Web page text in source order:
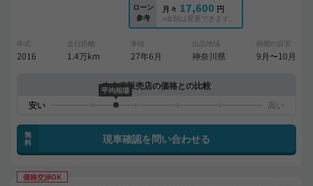
ローン
参考
月々 17,600 円
※金額は変更できます。
年式
2016
走行距離
1.4万km
車検
27年6月
出品地域
神奈川県
納期の目安
9月〜10月
中古車販売店の価格との比較
平均相場
無
料
現車確認を問い合わせる
価格交渉OK